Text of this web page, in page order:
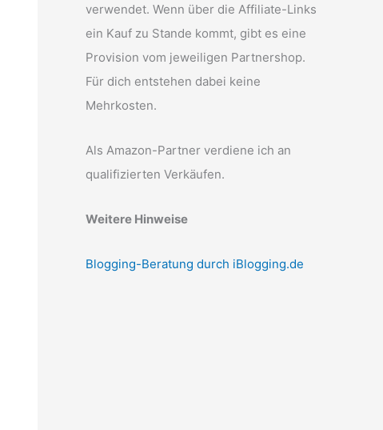
verwendet. Wenn über die Affiliate-Links
ein Kauf zu Stande kommt, gibt es eine
Provision vom jeweiligen Partnershop.
Für dich entstehen dabei keine
Mehrkosten.
Als Amazon-Partner verdiene ich an
qualifizierten Verkäufen.
Weitere Hinweise
Blogging-Beratung durch iBlogging.de